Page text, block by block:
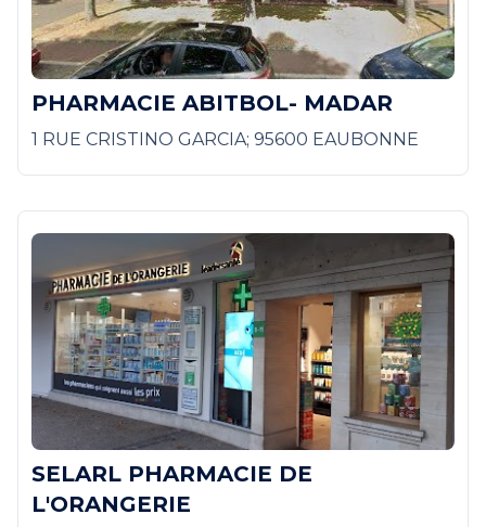
PHARMACIE ABITBOL- MADAR
1 RUE CRISTINO GARCIA; 95600 EAUBONNE
SELARL PHARMACIE DE
L'ORANGERIE